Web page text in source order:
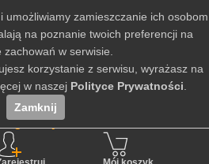
umożliwiamy zamieszczanie ich osobom
na poznanie twoich preferencji na
zachowań w serwisie.
korzystanie z serwisu, wyrażasz na
w naszej Polityce Prywatności
Zamknij